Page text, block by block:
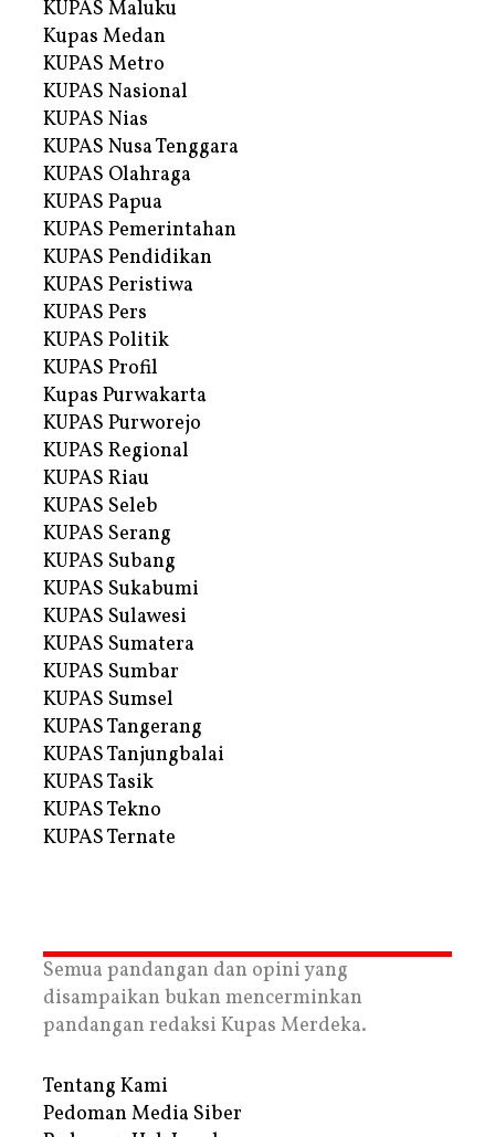
KUPAS Maluku
Kupas Medan
KUPAS Metro
KUPAS Nasional
KUPAS Nias
KUPAS Nusa Tenggara
KUPAS Olahraga
KUPAS Papua
KUPAS Pemerintahan
KUPAS Pendidikan
KUPAS Peristiwa
KUPAS Pers
KUPAS Politik
KUPAS Profil
Kupas Purwakarta
KUPAS Purworejo
KUPAS Regional
KUPAS Riau
KUPAS Seleb
KUPAS Serang
KUPAS Subang
KUPAS Sukabumi
KUPAS Sulawesi
KUPAS Sumatera
KUPAS Sumbar
KUPAS Sumsel
KUPAS Tangerang
KUPAS Tanjungbalai
KUPAS Tasik
KUPAS Tekno
KUPAS Ternate
Semua pandangan dan opini yang
disampaikan bukan mencerminkan
pandangan redaksi Kupas Merdeka.
Tentang Kami
Pedoman Media Siber